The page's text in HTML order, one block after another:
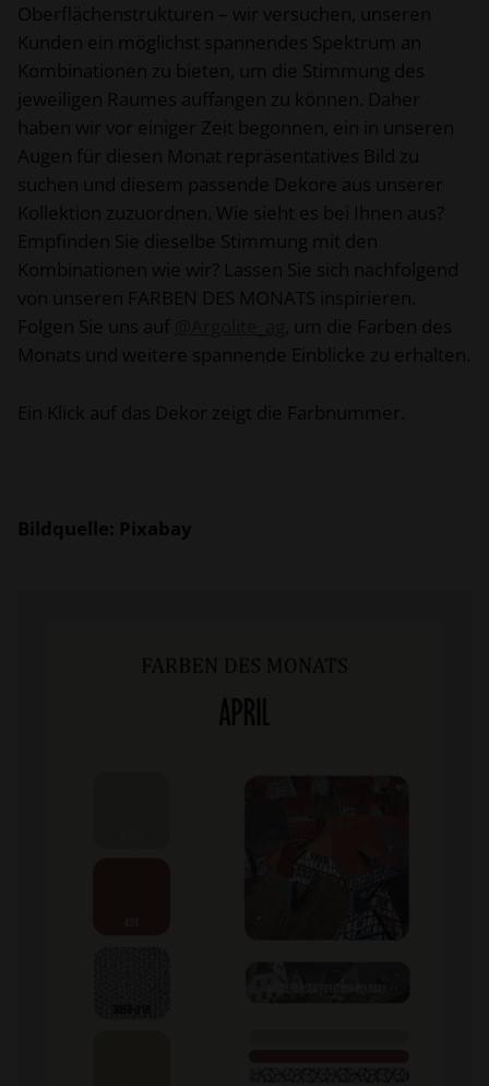
Oberflächenstrukturen – wir versuchen, unseren
Kunden ein möglichst spannendes Spektrum an
Kombinationen zu bieten, um die Stimmung des
jeweiligen Raumes auffangen zu können. Daher
haben wir vor einiger Zeit begonnen, ein in unseren
Augen für diesen Monat repräsentatives Bild zu
suchen und diesem passende Dekore aus unserer
Kollektion zuzuordnen. Wie sieht es bei Ihnen aus?
Empfinden Sie dieselbe Stimmung mit den
Kombinationen wie wir? Lassen Sie sich nachfolgend
von unseren FARBEN DES MONATS inspirieren.
Folgen Sie uns auf
, um die Farben des
Monats und weitere spannende Einblicke zu erhalten.
Ein Klick auf das Dekor zeigt die Farbnummer.
Bildquelle: Pixabay